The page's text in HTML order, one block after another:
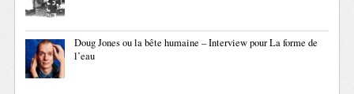
Doug Jones ou la bête humaine – Interview pour La forme de
l’eau